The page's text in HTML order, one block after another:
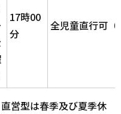
17時00
分
全児童直行可（
営型は春季及び夏季休